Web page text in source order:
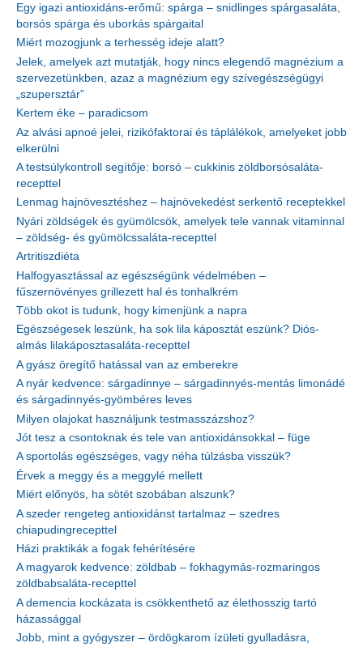
Egy igazi antioxidáns-erőmű: spárga – snidlinges spárgasaláta,
borsós spárga és uborkás spárgaital
Miért mozogjunk a terhesség ideje alatt?
Jelek, amelyek azt mutatják, hogy nincs elegendő magnézium a
szervezetünkben, azaz a magnézium egy szívegészségügyi
„szupersztár”
Kertem éke – paradicsom
Az alvási apnoé jelei, rizikófaktorai és táplálékok, amelyeket jobb
elkerülni
A testsúlykontroll segítője: borsó – cukkinis zöldborsósaláta-
recepttel
Lenmag hajnövesztéshez – hajnövekedést serkentő receptekkel
Nyári zöldségek és gyümölcsök, amelyek tele vannak vitaminnal
– zöldség- és gyümölcssaláta-recepttel
Artritiszdiéta
Halfogyasztással az egészségünk védelmében –
fűszernövényes grillezett hal és tonhalkrém
Több okot is tudunk, hogy kimenjünk a napra
Egészségesek leszünk, ha sok lila káposztát eszünk? Diós-
almás lilakáposztasaláta-recepttel
A gyász öregítő hatással van az emberekre
A nyár kedvence: sárgadinnye – sárgadinnyés-mentás limonádé
és sárgadinnyés-gyömbéres leves
Milyen olajokat használjunk testmasszázshoz?
Jót tesz a csontoknak és tele van antioxidánsokkal – füge
A sportolás egészséges, vagy néha túlzásba visszük?
Érvek a meggy és a meggylé mellett
Miért előnyös, ha sötét szobában alszunk?
A szeder rengeteg antioxidánst tartalmaz – szedres
chiapudingrecepttel
Házi praktikák a fogak fehérítésére
A magyarok kedvence: zöldbab – fokhagymás-rozmaringos
zöldbabsaláta-recepttel
A demencia kockázata is csökkenthető az élethosszig tartó
házassággal
Jobb, mint a gyógyszer – ördögkarom ízületi gyulladásra,